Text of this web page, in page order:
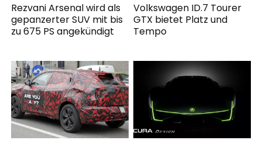
Rezvani Arsenal wird als
gepanzerter SUV mit bis
zu 675 PS angekündigt
Volkswagen ID.7 Tourer
GTX bietet Platz und
Tempo